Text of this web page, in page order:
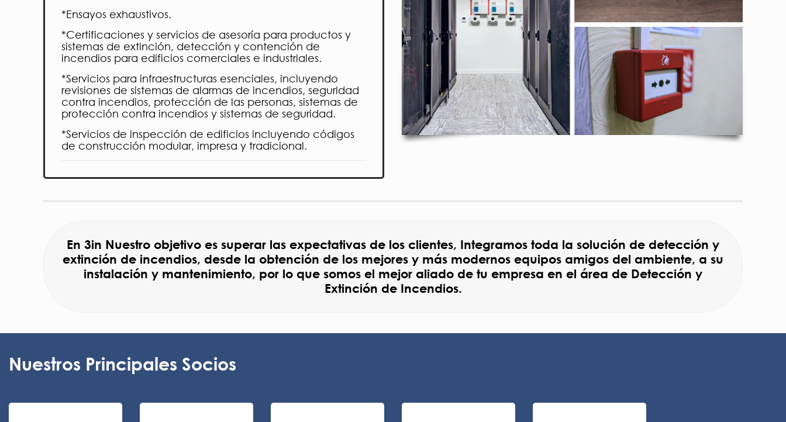
*Ensayos exhaustivos.
*Certificaciones y servicios de asesoría para productos y
sistemas de extinción, detección y contención de
incendios para edificios comerciales e industriales.
*Servicios para infraestructuras esenciales, incluyendo
revisiones de sistemas de alarmas de incendios, seguridad
contra incendios, protección de las personas, sistemas de
protección contra incendios y sistemas de seguridad.
*Servicios de inspección de edificios incluyendo códigos
de construcción modular, impresa y tradicional.
En 3in Nuestro objetivo es superar las expectativas de los clientes, Integramos toda la solución de detección y
extinción de incendios, desde la obtención de los mejores y más modernos equipos amigos del ambiente, a su
instalación y mantenimiento, por lo que somos el mejor aliado de tu empresa en el área de Detección y
Extinción de Incendios.
Nuestros Principales Socios